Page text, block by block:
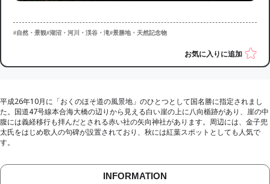
#自然・景観#湖沼・河川・渓谷・滝#景勝地・天然記念物
お気に入りに追加
平成26年10月に「おくのほそ道の風景地」のひとつとして国名勝に指定されまし
た。国道47号線本合海大橋の辺りから見える白い崖の上に八向楯跡があり、崖の中
腹には義経移行も拝んだとされる赤い社の矢向神社があります。周辺には、金子兜
太氏をはじめ歌人の句碑が設置されており、秋には紅葉スポットとしても人気で
す。
INFORMATION